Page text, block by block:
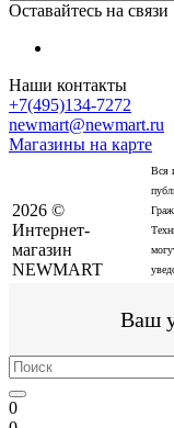
Оставайтесь на связи
Наши контакты
+7(495)134-7272
newmart@newmart.ru
Магазины на карте
Вся
2026 ©
Интернет-
магазин
NEWMART
Ваш
0